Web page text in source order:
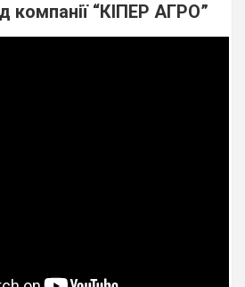
компанії “КІПЕР АГРО”